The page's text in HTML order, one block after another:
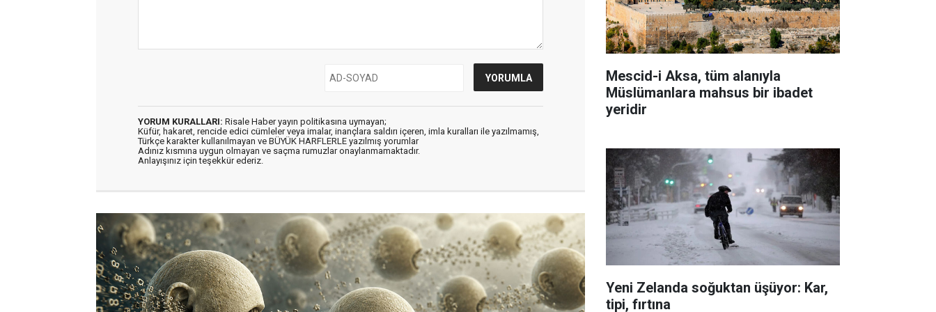
YORUM KURALLARI: Risale Haber yayın politikasına uymayan;
Küfür, hakaret, rencide edici cümleler veya imalar, inançlara saldırı içeren, imla kuralları ile yazılmamış,
Türkçe karakter kullanılmayan ve BÜYÜK HARFLERLE yazılmış yorumlar
Adınız kısmına uygun olmayan ve saçma rumuzlar onaylanmamaktadır.
Anlayışınız için teşekkür ederiz.
Mescid-i Aksa, tüm alanıyla
Müslümanlara mahsus bir ibadet
yeridir
Yeni Zelanda soğuktan üşüyor: Kar,
tipi, fırtına